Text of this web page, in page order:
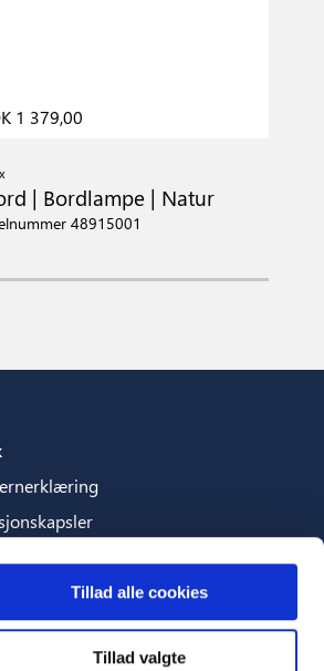
Tillad alle cookies
Tillad valgte
1 379,00
| Bordlampe | Natur
48915001